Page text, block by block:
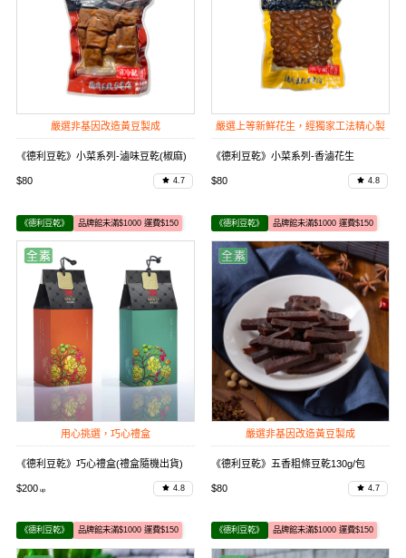
嚴選非基因改造黃豆製成
《德利豆乾》小菜系列-滷味豆乾(椒麻)
$80 4.7
嚴選上等新鮮花生，經獨家工法精心製
作
《德利豆乾》小菜系列-香滷花生
$80 4.8
《德利豆乾》 品牌館未滿$1000 運費$150
用心挑選，巧心禮盒
《德利豆乾》巧心禮盒(禮盒隨機出貨)
$200 4.8
《德利豆乾》 品牌館未滿$1000 運費$150
嚴選非基因改造黃豆製成
《德利豆乾》五香粗條豆乾130g/包
$80 4.7
《德利豆乾》 品牌館未滿$1000 運費$150 《德利豆乾》 品牌館未滿$1000 運費$150